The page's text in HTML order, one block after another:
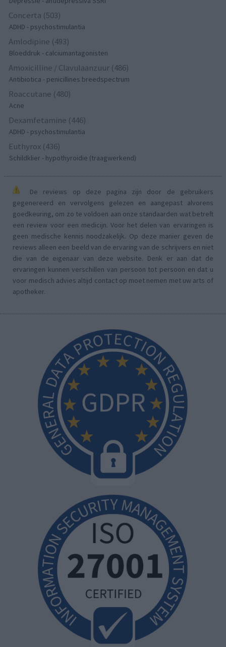
Concerta (503)
ADHD - psychostimulantia
Amlodipine (493)
Bloeddruk - calciumantagonisten
Amoxicilline / Clavulaanzuur (486)
Antibiotica - penicillines breedspectrum
Roaccutane (480)
Acne
Dexamfetamine (446)
ADHD - psychostimulantia
Euthyrox (436)
Schildklier - hypothyroidie (traagwerkend)
De reviews op deze pagina zijn door de gebruikers
gegenereerd en vervolgens gelezen en aangepast alvorens
goedkeuring, om zo te voldoen aan onze standaarden wat betreft
een review voor een medicijn. Voor het delen van ervaringen is
geen medische kennis noodzakelijk. Op deze manier geven de
reviews alleen een beeld van de ervaring van de schrijvers en niet
die van de eigenaar van deze website. Denk er aan dat de
ervaringen kunnen verschillen van persoon tot persoon en dat u
voor medisch advies altijd contact op moet nemen met uw arts of
apotheker.